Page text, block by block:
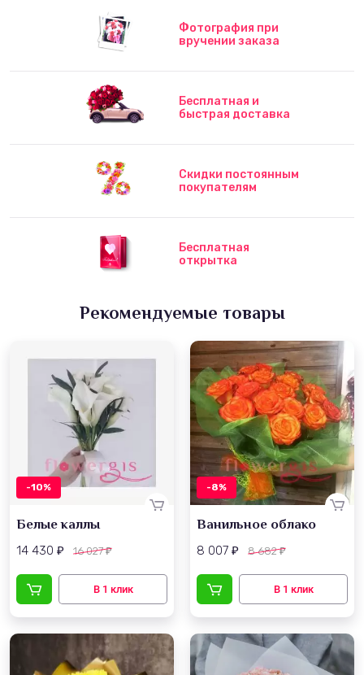
Фотография при
вручении заказа
Бесплатная и
быстрая доставка
Скидки постоянным
покупателям
Бесплатная
открытка
Рекомендуемые товары
-10%
Белые каллы
14 430 ₽ 16 027₽
-8%
Ванильное облако
8 007 ₽ 8 682₽